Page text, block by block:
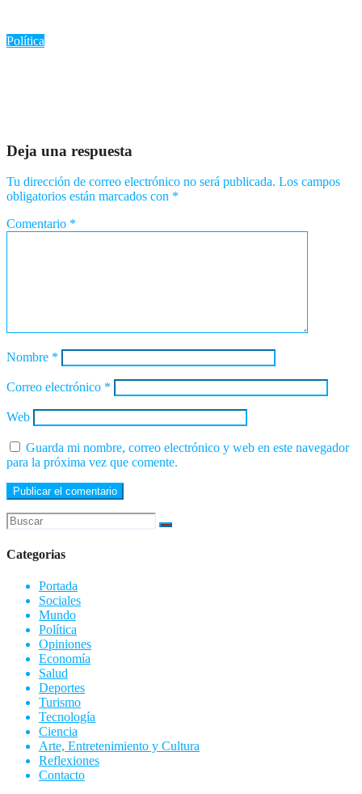
Política
Deja una respuesta
Tu dirección de correo electrónico no será publicada. Los campos
obligatorios están marcados con *
Comentario *
Nombre *
Correo electrónico *
Web
Guarda mi nombre, correo electrónico y web en este navegador
para la próxima vez que comente.
Categorias
Portada
Sociales
Mundo
Política
Opiniones
Economía
Salud
Deportes
Turismo
Tecnología
Ciencia
Arte, Entretenimiento y Cultura
Reflexiones
Contacto